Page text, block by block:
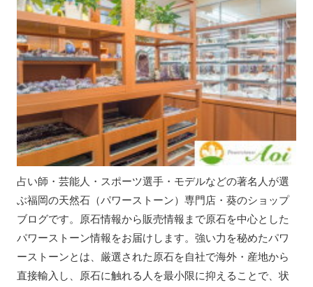
占い師・芸能人・スポーツ選手・モデルなどの著名人が選
ぶ福岡の天然石（パワーストーン）専門店・葵のショップ
ブログです。原石情報から販売情報まで原石を中心とした
パワーストーン情報をお届けします。強い力を秘めたパワ
ーストーンとは、厳選された原石を自社で海外・産地から
直接輸入し、原石に触れる人を最小限に抑えることで、状